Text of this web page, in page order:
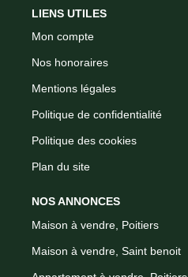
LIENS UTILES
Mon compte
Nos honoraires
Mentions légales
Politique de confidentialité
Politique des cookies
Plan du site
NOS ANNONCES
Maison à vendre, Poitiers
Maison à vendre, Saint benoit